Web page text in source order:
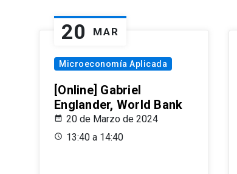
20 MAR
Microeconomía Aplicada
[Online] Gabriel
Englander, World Bank
20 de Marzo de 2024
13:40 a 14:40